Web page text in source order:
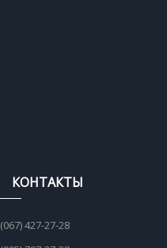
КОНТАКТЫ
(067) 427-27-28